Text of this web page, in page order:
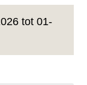
tot 01-